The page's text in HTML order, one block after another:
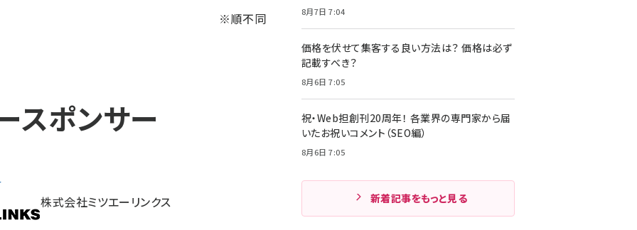
※順不同
スポンサー
株式会社ミツエーリンクス
8月7日 7:04
価格を伏せて集客する良い方法は？ 価格は必ず
記載すべき？
8月6日 7:05
祝・Web担創刊20周年！ 各業界の専門家から届
いたお祝いコメント（SEO編）
8月6日 7:05
新着記事をもっと見る